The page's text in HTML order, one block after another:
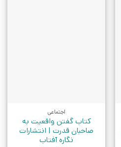
اجتماعی
کتاب گفتن واقعیت به
صاحبان قدرت | انتشارات
نگاره آفتاب